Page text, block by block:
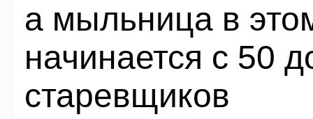
а мыльница в
начинается с 50
старевщиков